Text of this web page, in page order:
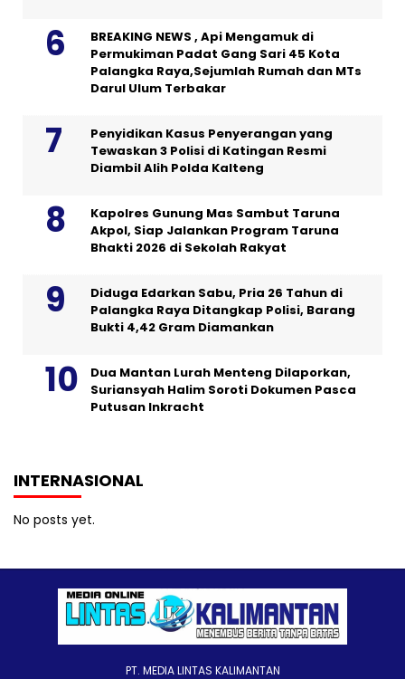
BREAKING NEWS , Api Mengamuk di
Permukiman Padat Gang Sari 45 Kota
Palangka Raya,Sejumlah Rumah dan MTs
Darul Ulum Terbakar
Penyidikan Kasus Penyerangan yang
Tewaskan 3 Polisi di Katingan Resmi
Diambil Alih Polda Kalteng
Kapolres Gunung Mas Sambut Taruna
Akpol, Siap Jalankan Program Taruna
Bhakti 2026 di Sekolah Rakyat
Diduga Edarkan Sabu, Pria 26 Tahun di
Palangka Raya Ditangkap Polisi, Barang
Bukti 4,42 Gram Diamankan
Dua Mantan Lurah Menteng Dilaporkan,
Suriansyah Halim Soroti Dokumen Pasca
Putusan Inkracht
INTERNASIONAL
No posts yet.
PT. MEDIA LINTAS KALIMANTAN